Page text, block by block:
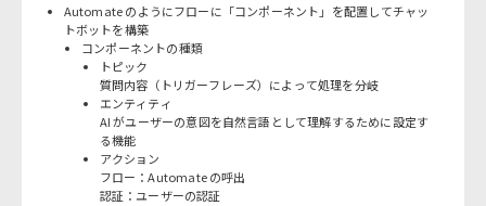
Automate のようにフローに「コンポーネント」を配置してチャッ
トボットを構築
コンポーネントの種類
トピック
質問内容（トリガーフレーズ）によって処理を分岐
エンティティ
AI がユーザーの意図を自然言語として理解するために設定す
る機能
アクション
フロー：Automate の呼出
認証：ユーザーの認証